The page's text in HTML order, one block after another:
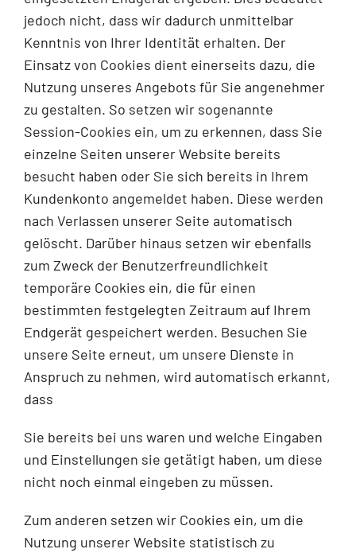
jedoch nicht, dass wir dadurch unmittelbar
Kenntnis von Ihrer Identität erhalten. Der
Einsatz von Cookies dient einerseits dazu, die
Nutzung unseres Angebots für Sie angenehmer
zu gestalten. So setzen wir sogenannte
Session-Cookies ein, um zu erkennen, dass Sie
einzelne Seiten unserer Website bereits
besucht haben oder Sie sich bereits in Ihrem
Kundenkonto angemeldet haben. Diese werden
nach Verlassen unserer Seite automatisch
gelöscht. Darüber hinaus setzen wir ebenfalls
zum Zweck der Benutzerfreundlichkeit
temporäre Cookies ein, die für einen
bestimmten festgelegten Zeitraum auf Ihrem
Endgerät gespeichert werden. Besuchen Sie
unsere Seite erneut, um unsere Dienste in
Anspruch zu nehmen, wird automatisch erkannt,
dass
Sie bereits bei uns waren und welche Eingaben
und Einstellungen sie getätigt haben, um diese
nicht noch einmal eingeben zu müssen.
Zum anderen setzen wir Cookies ein, um die
Nutzung unserer Website statistisch zu